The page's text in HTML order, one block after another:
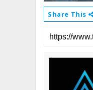
Share This